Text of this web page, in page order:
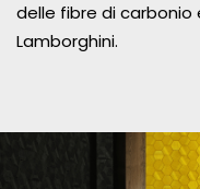
delle fibre di
Lamborghini.